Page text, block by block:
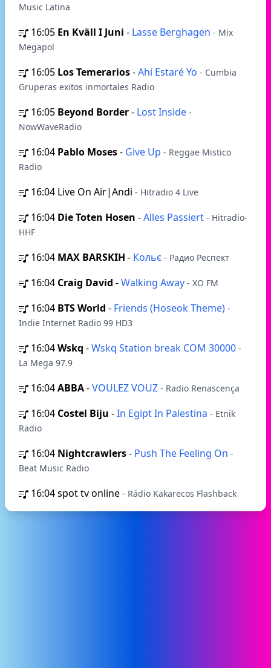
Music Latina
16:05 En Kväll I Juni - Lasse Berghagen - Mix
Megapol
16:05 Los Temerarios-Ahí Estaré Yo - Cumbia
Gruperas exitos inmortales Radio
16:05 Beyond Border- Lost Inside -
NowWaveRadio
16:04 Pablo Moses- Give Up - Reggae Mistico
Radio
16:04 Live On Air|Andi - Hitradio 4 Live
16:04 Die Toten Hosen -Alles Passiert - Hitradio-
HHF
16:04 MAX BARSKIH - Кольє - Радио Респект
16:04 Craig David -Walking Away - XO FM
16:04 BTS World - Friends (Hoseok Theme) -
Indie Internet Radio 99 HD3
16:04Wskq -Wskq Station break COM 30000 -
La Mega 97.9
16:04ABBA-VOULEZ VOUZ - Radio Renascença
16:04 Costel Biju -In Egipt In Palestina - Etnik
Radio
16:04 Nightcrawlers- Push The Feeling On -
Beat Music Radio
16:04spot tv online - Rádio Kakarecos Flashback